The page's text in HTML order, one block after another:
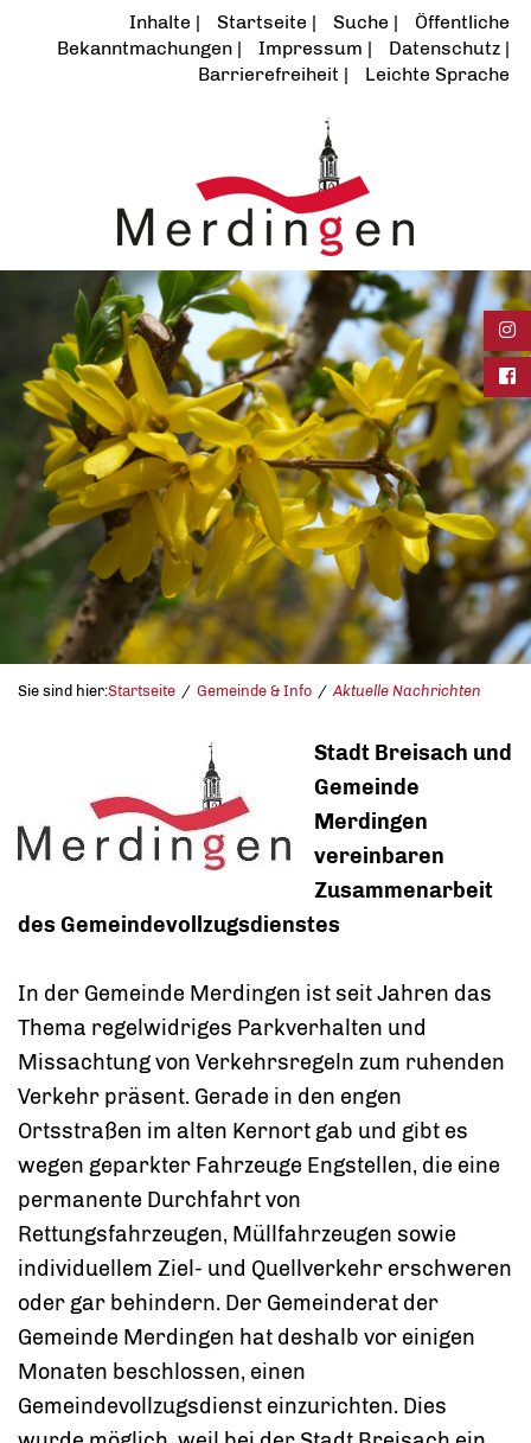
Inhalte Startseite Suche
Öffentliche
Bekanntmachungen
Impressum
Datenschutz
Barrierefreiheit
Leichte Sprache
Sie sind hier:Startseite Gemeinde & Info Aktuelle Nachrichten
Stadt Breisach und
Gemeinde
Merdingen
vereinbaren
Zusammenarbeit
des Gemeindevollzugsdienstes
In der Gemeinde Merdingen ist seit Jahren das
Thema regelwidriges Parkverhalten und
Missachtung von Verkehrsregeln zum ruhenden
Verkehr präsent. Gerade in den engen
Ortsstraßen im alten Kernort gab und gibt es
wegen geparkter Fahrzeuge Engstellen, die eine
permanente Durchfahrt von
Rettungsfahrzeugen, Müllfahrzeugen sowie
individuellem Ziel- und Quellverkehr erschweren
oder gar behindern. Der Gemeinderat der
Gemeinde Merdingen hat deshalb vor einigen
Monaten beschlossen, einen
Gemeindevollzugsdienst einzurichten. Dies